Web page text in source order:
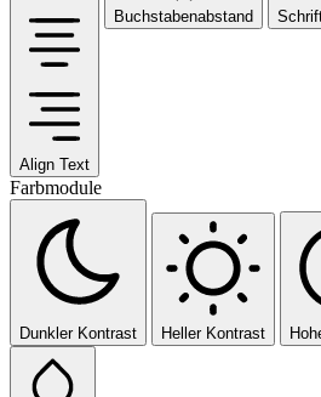
Align Text
Buchstabenabstand
Farbmodule
Dunkler Kontrast Heller Kontrast